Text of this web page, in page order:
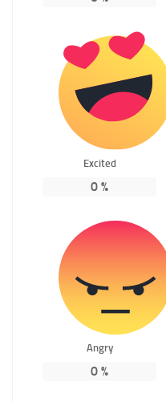
Excited
0 %
Angry
0 %